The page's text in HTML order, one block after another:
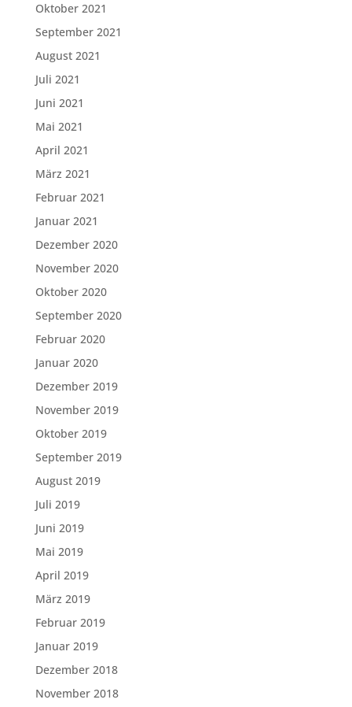
Oktober 2021
September 2021
August 2021
Juli 2021
Juni 2021
Mai 2021
April 2021
März 2021
Februar 2021
Januar 2021
Dezember 2020
November 2020
Oktober 2020
September 2020
Februar 2020
Januar 2020
Dezember 2019
November 2019
Oktober 2019
September 2019
August 2019
Juli 2019
Juni 2019
Mai 2019
April 2019
März 2019
Februar 2019
Januar 2019
Dezember 2018
November 2018